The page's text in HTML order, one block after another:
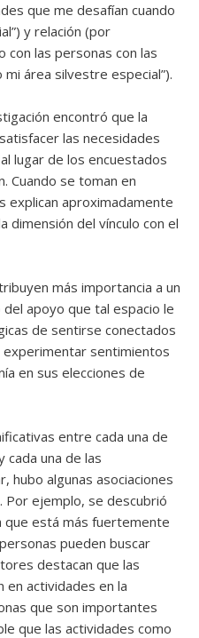
que me desafían cuando
y relación (por
con las personas con las
área silvestre especial”).
encontró que la
las necesidades
lugar de los encuestados
Cuando se toman en
explican aproximadamente
dimensión del vínculo con el
más importancia a un
apoyo que tal espacio le
de sentirse conectados
sentimientos
en sus elecciones de
entre cada una de
cada una de las
hubo algunas asociaciones
Por ejemplo, se descubrió
que está más fuertemente
pueden buscar
destacan que las
en actividades en la
que son importantes
que las actividades como